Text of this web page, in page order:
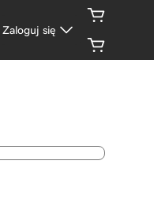
Zaloguj się